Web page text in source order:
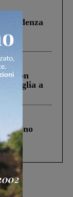
scadenza
la figlia a
il